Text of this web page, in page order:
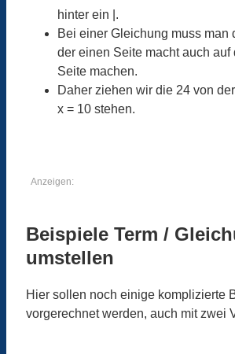
hinter ein |.
Bei einer Gleichung muss man
der einen Seite macht auch auf
Seite machen.
Daher ziehen wir die 24 von
x = 10 stehen.
Anzeigen:
Beispiele Term /
umstellen
Hier sollen noch einige komplizierte
vorgerechnet werden, auch mit zwei